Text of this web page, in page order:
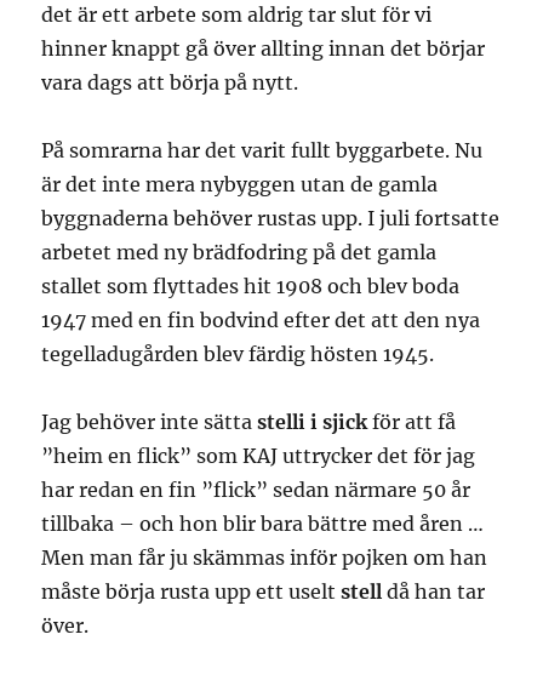
det är ett arbete som aldrig tar slut för vi
hinner knappt gå över allting innan det börjar
vara dags att börja på nytt.
På somrarna har det varit fullt byggarbete. Nu
är det inte mera nybyggen utan de gamla
byggnaderna behöver rustas upp. I juli fortsatte
arbetet med ny brädfodring på det gamla
stallet som flyttades hit 1908 och blev boda
1947 med en fin bodvind efter det att den nya
tegelladugården blev färdig hösten 1945.
Jag behöver inte sättastelli i sjickför att få
”heim en flick” som KAJ uttrycker det för jag
har redan en fin ”flick” sedan närmare 50 år
tillbaka – och hon blir bara bättre med åren …
Men man får ju skämmas inför pojken om han
måste börja rusta upp ett useltstelldå han tar
över.